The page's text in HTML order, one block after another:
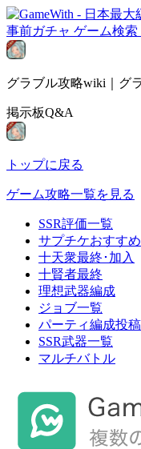
事前ガチャ ゲーム検索
グラブル攻略wiki｜グ
掲示板Q&A
トップに戻る
ゲーム攻略一覧を見る
SSR評価一覧
サプチケおすすめ
十天衆最終･加入
十賢者最終
理想武器編成
ジョブ一覧
パーティ編成投稿
SSR武器一覧
マルチバトル